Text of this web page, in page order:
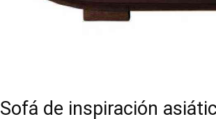
Sofá de inspiración